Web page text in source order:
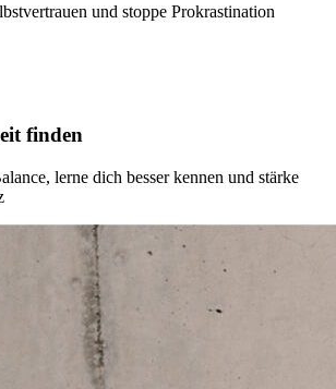
und stoppe Prokrastination
finden
lerne dich besser kennen und stärke